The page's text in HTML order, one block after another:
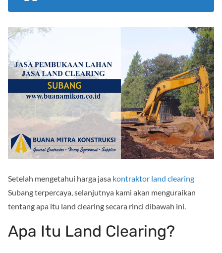
Setelah mengetahui harga jasa kontraktor land clearing
Subang terpercaya, selanjutnya kami akan menguraikan
tentang apa itu land clearing secara rinci dibawah ini.
Apa Itu Land Clearing?